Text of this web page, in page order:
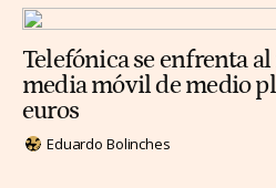
Telefónica se enfrenta
media móvil de medio
euros
Eduardo Bolinches